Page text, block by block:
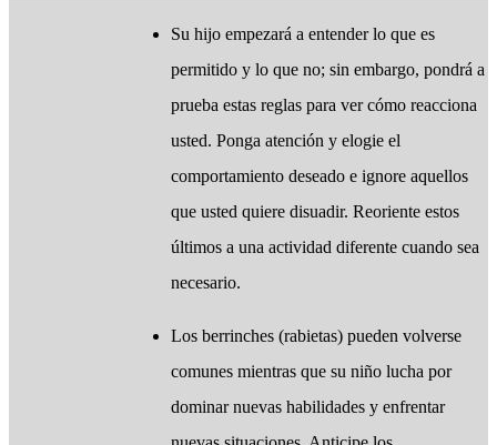
​Su hijo empezará a entender lo que es
permitido y lo que no; sin embargo, pondrá a
prueba estas reglas para ver cómo reacciona
usted. Ponga atención y elogie el
comportamiento deseado e ignore aquellos
que usted quiere disuadir. Reoriente estos
últimos a una actividad diferente cuando sea
necesario.
Los berrinches (rabietas) pueden volverse
comunes mientras que su niño lucha por
dominar nuevas habilidades y enfrentar